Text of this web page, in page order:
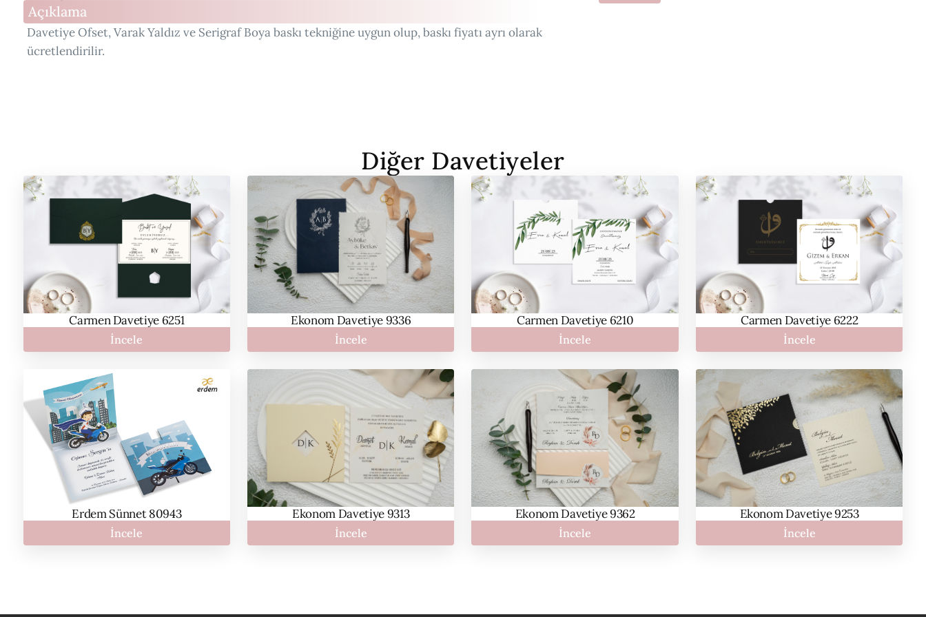
Açıklama
Davetiye Ofset, Varak Yaldız ve Serigraf Boya baskı tekniğine uygun olup, baskı fiyatı ayrı olarak
ücretlendirilir.
o
Diğer Davetiyeler
Carmen Davetiye 6251
İncele
Ekonom Davetiye 9336
İncele
Carmen Davetiye 6210
İncele
Carmen Davetiye 6222
İncele
Erdem Sünnet 80943
İncele
Ekonom Davetiye 9313
İncele
Ekonom Davetiye 9362
İncele
Ekonom Davetiye 9253
İncele